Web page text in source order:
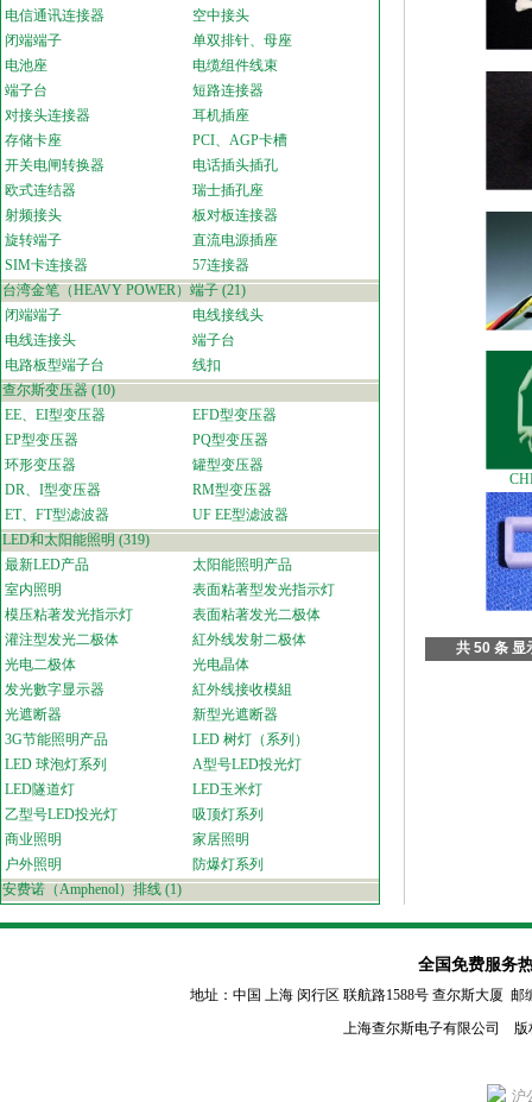
电信通讯连接器
空中接头
闭端端子
单双排针、母座
电池座
电缆组件线束
端子台
短路连接器
对接头连接器
耳机插座
存储卡座
PCI、AGP卡槽
开关电闸转换器
电话插头插孔
欧式连结器
瑞士插孔座
射频接头
板对板连接器
旋转端子
直流电源插座
SIM卡连接器
57连接器
台湾金笔（HEAVY POWER）端子 (21)
闭端端子
电线接线头
电线连接头
端子台
电路板型端子台
线扣
查尔斯变压器 (10)
EE、EI型变压器
EFD型变压器
EP型变压器
PQ型变压器
环形变压器
罐型变压器
DR、I型变压器
RM型变压器
ET、FT型滤波器
UF EE型滤波器
LED和太阳能照明 (319)
最新LED产品
太阳能照明产品
室内照明
表面粘著型发光指示灯
模压粘著发光指示灯
表面粘著发光二极体
灌注型发光二极体
紅外线发射二极体
光电二极体
光电晶体
发光數字显示器
紅外线接收模組
光遮断器
新型光遮断器
3G节能照明产品
LED 树灯（系列）
LED 球泡灯系列
A型号LED投光灯
LED隧道灯
LED玉米灯
乙型号LED投光灯
吸顶灯系列
商业照明
家居照明
户外照明
防爆灯系列
安费诺（Amphenol）排线 (1)
共 50 条 显
全国免费服务
地址：中国 上海 闵行区 联航路1588号 查尔斯大厦 邮
上海查尔斯电子有限公司
沪